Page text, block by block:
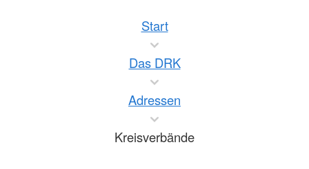
Start
Das DRK
Adressen
Kreisverbände